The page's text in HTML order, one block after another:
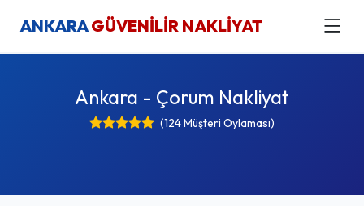
ANKARAGÜVENİLİR NAKLİYAT
Ankara - Çorum Nakliyat
(124 Müşteri Oylaması)